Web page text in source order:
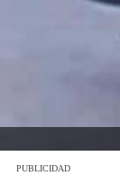
PUBLICIDAD